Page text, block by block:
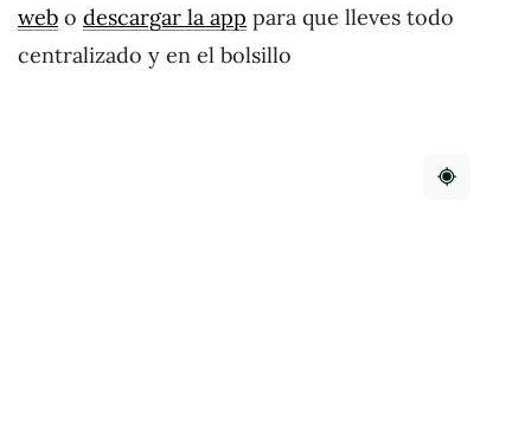
web o descargar la app para que lleves todo
centralizado y en el bolsillo